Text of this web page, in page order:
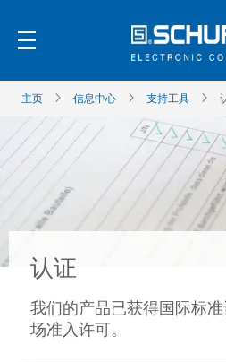
主页 信息中心 支持工具
认证
我们的产品已获得国际标
场准入许可。